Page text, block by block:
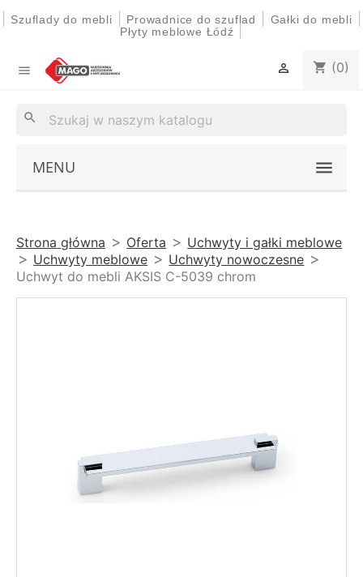
Szuflady do mebli Prowadnice do szuflad Gałki do mebli
Płyty meblowe Łódź
 shopping_cart (0)

search
MENU
Strona główna Oferta
Uchwyty i gałki meblowe
Uchwyty meblowe
Uchwyty nowoczesne
Uchwyt do mebli AKSIS C-5039 chrom